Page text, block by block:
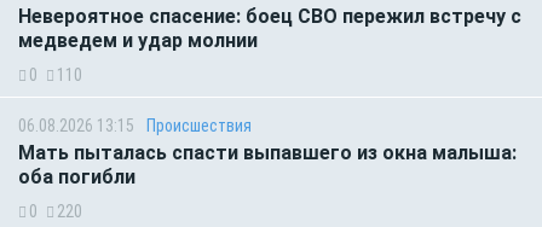
Невероятное спасение: боец СВО пережил встречу с
медведем и удар молнии
0 110
06.08.2026 13:15 Происшествия
Мать пыталась спасти выпавшего из окна малыша:
оба погибли
0 220